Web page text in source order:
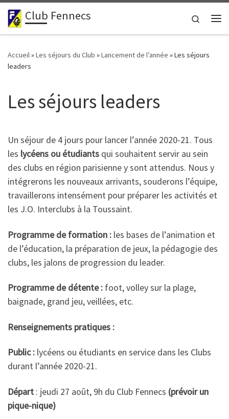
Passer au contenu
Club Fennecs
Search
Accueil»Les séjours du Club »Lancement de l’année »Les séjours
leaders
Les séjours leaders
Un séjour de 4 jours pour lancer l’année 2020-21. Tous
les lycéens ou étudiants qui souhaitent servir au sein
des clubs en région parisienne y sont attendus. Nous y
intégrerons les nouveaux arrivants, souderons l’équipe,
travaillerons intensément pour préparer les activités et
les J.O. Interclubs à la Toussaint.
Programme de formation : les bases de l’animation et
de l’éducation, la préparation de jeux, la pédagogie des
clubs, les jalons de progression du leader.
Programme de détente : foot, volley sur la plage,
baignade, grand jeu, veillées, etc.
Renseignements pratiques :
Public : lycéens ou étudiants en service dans les Clubs
durant l’année 2020-21.
Départ : jeudi 27 août, 9h du Club Fennecs (prévoir un
pique-nique)